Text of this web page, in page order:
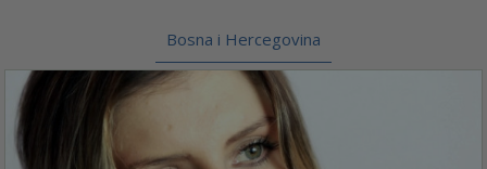
Bosna i Hercegovina